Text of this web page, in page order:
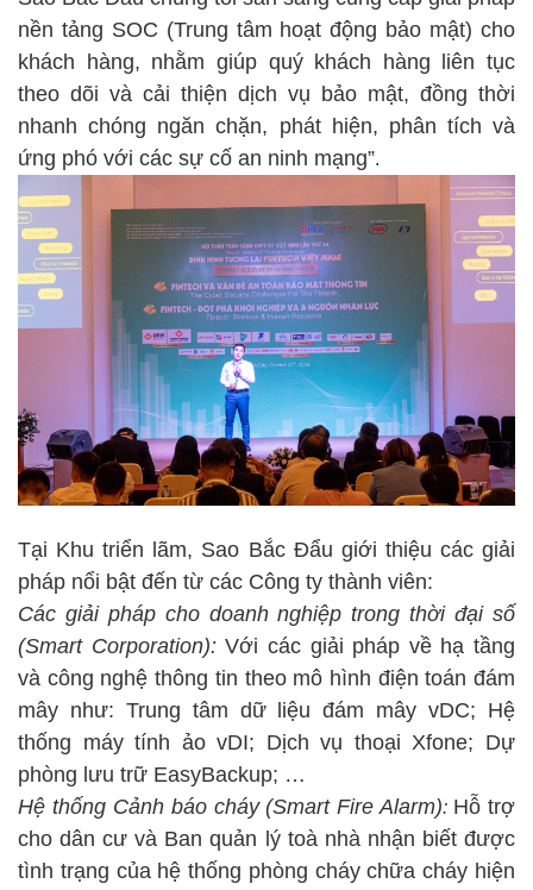
nền tảng SOC (Trung tâm hoạt động bảo mật) cho
khách hàng, nhằm giúp quý khách hàng liên tục
theo dõi và cải thiện dịch vụ bảo mật, đồng thời
nhanh chóng ngăn chặn, phát hiện, phân tích và
ứng phó với các sự cố an ninh mạng”.
Tại Khu triển lãm, Sao Bắc Đẩu giới thiệu các giải
pháp nổi bật đến từ các Công ty thành viên:
Các giải pháp cho doanh nghiệp trong thời đại số
(Smart Corporation): Với các giải pháp về hạ tầng
và công nghệ thông tin theo mô hình điện toán đám
mây như: Trung tâm dữ liệu đám mây vDC; Hệ
thống máy tính ảo vDI; Dịch vụ thoại Xfone; Dự
phòng lưu trữ EasyBackup; …
Hệ thống Cảnh báo cháy(Smart Fire Alarm): Hỗ trợ
cho dân cư và Ban quản lý toà nhà nhận biết được
tình trạng của hệ thống phòng cháy chữa cháy hiện